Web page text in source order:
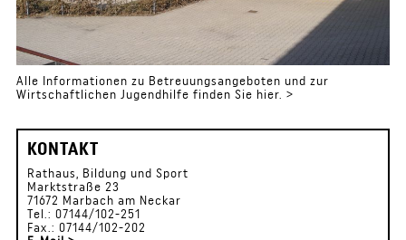
Alle Informationen zu Betreuungsangeboten und zur
Wirtschaftlichen Jugendhilfe finden Sie hier. >
KONTAKT
Rathaus, Bildung und Sport
Marktstraße 23
71672 Marbach am Neckar
Tel.: 07144/102-251
Fax.: 07144/102-202